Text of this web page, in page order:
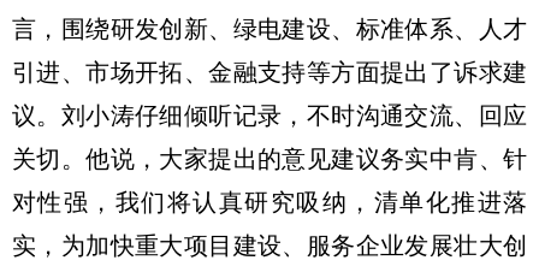
言，围绕研发创新、绿电建设、标准体系、人才
引进、市场开拓、金融支持等方面提出了诉求建
议。刘小涛仔细倾听记录，不时沟通交流、回应
关切。他说，大家提出的意见建议务实中肯、针
对性强，我们将认真研究吸纳，清单化推进落
实，为加快重大项目建设、服务企业发展壮大创